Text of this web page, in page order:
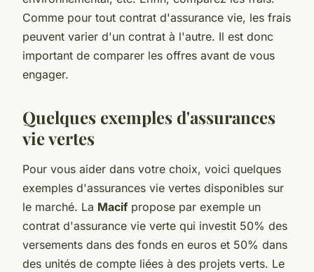
Comme pour tout contrat d'assurance vie, les frais
peuvent varier d'un contrat à l'autre. Il est donc
important de comparer les offres avant de vous
engager.
Quelques exemples d'assurances
vie vertes
Pour vous aider dans votre choix, voici quelques
exemples d'assurances vie vertes disponibles sur
le marché. La Macif propose par exemple un
contrat d'assurance vie verte qui investit 50% des
versements dans des fonds en euros et 50% dans
des unités de compte liées à des projets verts. Le